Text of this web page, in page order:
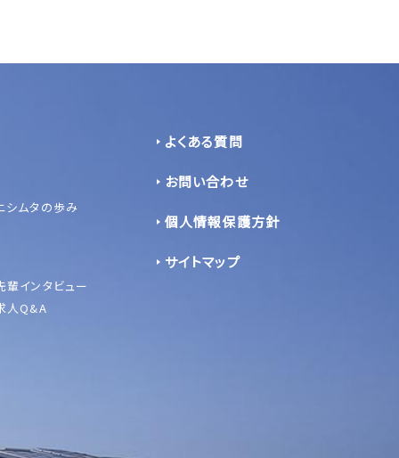
シムタの歩み
輩インタビュー
人Q&A
よくある質問
お問い合わせ
個人情報保護方針
サイトマップ